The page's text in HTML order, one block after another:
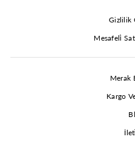
Gizlilik
Mesafeli̇
Merak
Kargo